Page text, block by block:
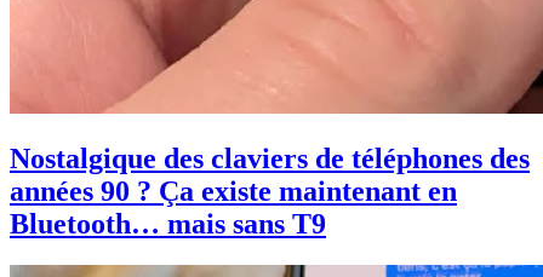
Nostalgique des claviers de téléphones des
années 90 ? Ça existe maintenant en
Bluetooth… mais sans T9